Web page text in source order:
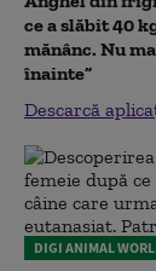
ce a slăbit 40
mănânc. Nu
înainte”
Descarcă
DIGI ANIMAL